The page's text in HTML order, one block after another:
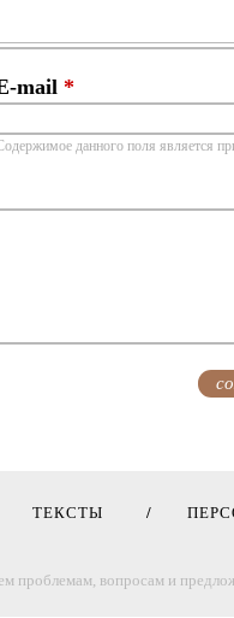
mail *
данного поля является
ТЕКСТЫ
проблемам, вопросам и